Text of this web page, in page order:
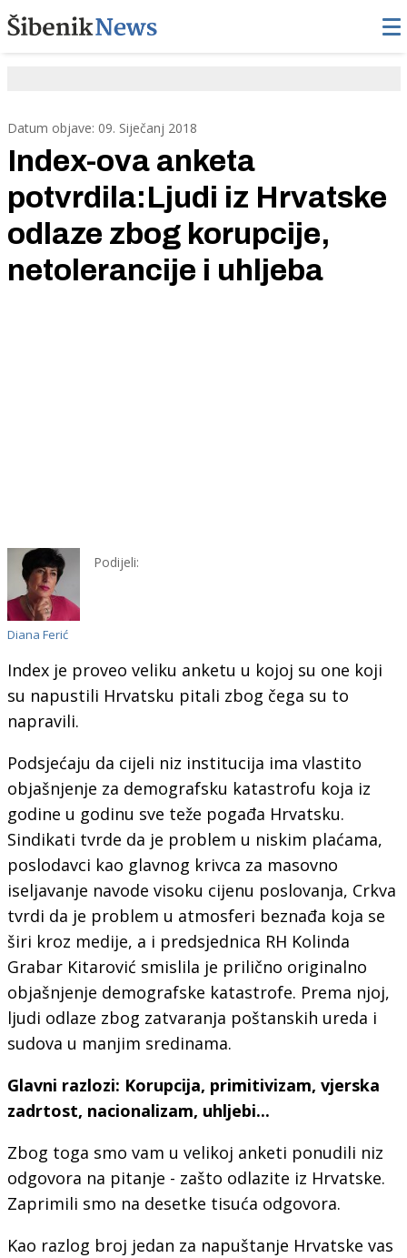
Datum objave: 09. Siječanj 2018
Index-ova anketa
potvrdila:Ljudi iz Hrvatske
odlaze zbog korupcije,
netolerancije i uhljeba
Diana Ferić
Podijeli:
Index je proveo veliku anketu u kojoj su one koji
su napustili Hrvatsku pitali zbog čega su to
napravili.
Podsjećaju da cijeli niz institucija ima vlastito
objašnjenje za demografsku katastrofu koja iz
godine u godinu sve teže pogađa Hrvatsku.
Sindikati tvrde da je problem u niskim plaćama,
poslodavci kao glavnog krivca za masovno
iseljavanje navode visoku cijenu poslovanja, Crkva
tvrdi da je problem u atmosferi beznađa koja se
širi kroz medije, a i predsjednica RH Kolinda
Grabar Kitarović smislila je prilično originalno
objašnjenje demografske katastrofe. Prema njoj,
ljudi odlaze zbog zatvaranja poštanskih ureda i
sudova u manjim sredinama.
Glavni razlozi: Korupcija, primitivizam, vjerska
zadrtost, nacionalizam, uhljebi...
Zbog toga smo vam u velikoj anketi ponudili niz
odgovora na pitanje - zašto odlazite iz Hrvatske.
Zaprimili smo na desetke tisuća odgovora.
Kao razlog broj jedan za napuštanje Hrvatske vas